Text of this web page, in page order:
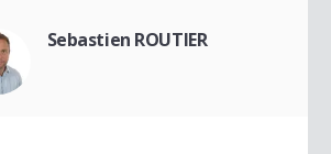
Sebastien ROUTIER